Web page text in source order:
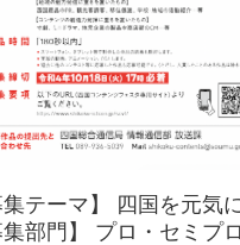
集テーマ】 四国を元気
集部門】 プロ・セミプ